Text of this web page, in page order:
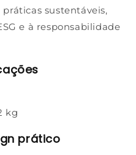
sustentáveis,
e à responsabilidade
kg
prático